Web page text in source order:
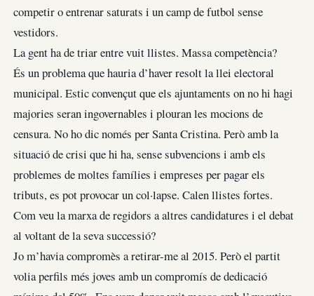
competir o entrenar saturats i un camp de futbol sense
vestidors.
La gent ha de triar entre vuit llistes. Massa competència?
És un problema que hauria d’haver resolt la llei electoral
municipal. Estic convençut que els ajuntaments on no hi hagi
majories seran ingovernables i plouran les mocions de
censura. No ho dic només per Santa Cristina. Però amb la
situació de crisi que hi ha, sense subvencions i amb els
problemes de moltes famílies i empreses per pagar els
tributs, es pot provocar un col·lapse. Calen llistes fortes.
Com veu la marxa de regidors a altres candidatures i el debat
al voltant de la seva successió?
Jo m’havia compromès a retirar-me al 2015. Però el partit
volia perfils més joves amb un compromís de dedicació